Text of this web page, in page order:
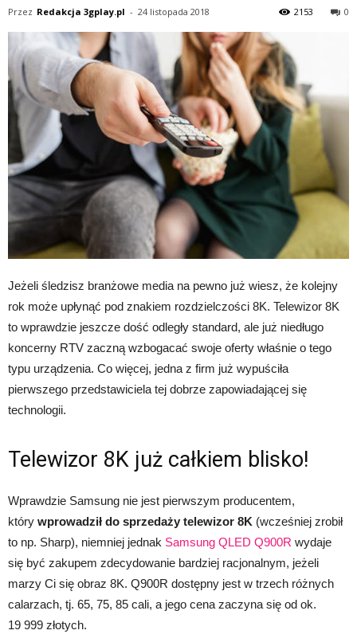
Przez Redakcja 3gplay.pl - 24 listopada 2018 0
2153
Jeżeli śledzisz branżowe media na pewno już wiesz, że kolejny
rok może upłynąć pod znakiem rozdzielczości 8K. Telewizor 8K
to wprawdzie jeszcze dość odległy standard, ale już niedługo
koncerny RTV zaczną wzbogacać swoje oferty właśnie o tego
typu urządzenia. Co więcej, jedna z firm już wypuściła
pierwszego przedstawiciela tej dobrze zapowiadającej się
technologii.
Telewizor 8K już całkiem blisko!
Wprawdzie Samsung nie jest pierwszym producentem,
który wprowadził do sprzedaży telewizor 8K (wcześniej zrobił
to np. Sharp), niemniej jednak Samsung QLED Q900R wydaje
się być zakupem zdecydowanie bardziej racjonalnym, jeżeli
marzy Ci się obraz 8K. Q900R dostępny jest w trzech różnych
calarzach, tj. 65, 75, 85 cali, a jego cena zaczyna się od ok.
19 999 złotych.